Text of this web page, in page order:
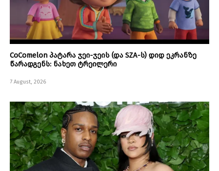
CoComelon პატარა ჯეი-ჯეის (და SZA-ს) დიდ ეკრანზე
წარადგენს: ნახეთ ტრეილერი
7 August, 2026